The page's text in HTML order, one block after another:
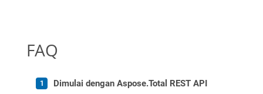
FAQ
Dimulai dengan Aspose.Total REST API